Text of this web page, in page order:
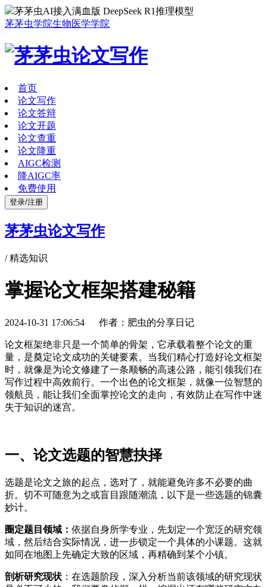
茅茅虫AI接入满血版 DeepSeek R1推理模型
茅茅虫学院生物医学学院
首页
论文写作
论文答辩
论文开题
论文查重
论文降重
AIGC检测
降AIGC率
免费使用
登录/注册
茅茅虫论文写作
/精选知识
掌握论文框架搭建秘籍
2024-10-31 17:06:54 作者：肥虫的分享日记
论文框架绝非只是一个简单的骨架，它承载着整个论文的重
量，是奠定论文成功的关键要素。当我们精心打造好论文框架
时，就像是为论文修建了一条顺畅的高速公路，能引领我们在
写作过程中高效前行。一个出色的论文框架，就像一位智慧的
领航员，能让我们全面掌控论文的走向，有效防止在写作中迷
失于知识的迷宫。
一、论文选题的智慧抉择
选题是论文之旅的起点，选对了，就能避免许多不必要的曲
折。切不可随意为之或盲目跟随潮流，以下是一些选题的锦囊
妙计。
圈定题目领域： 依据自身所学专业，先划定一个宽泛的研究领
域，然后结合实际情况，进一步锁定一个具体的小课题。这就
如同在地图上先确定大致的区域，再精确到某个小镇。
剖析研究现状 ：在选题阶段，深入分析当前该领域的研究现状